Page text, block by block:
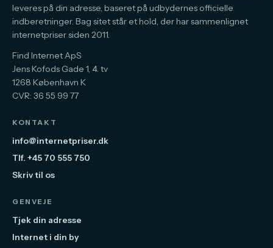
leveres på din adresse, baseret på udbydernes officielle
indberetninger. Bag sitet står et hold, der har sammenlignet
internetpriser siden 2011.
Find Internet ApS
Jens Kofods Gade 1, 4. tv
1268 København K
CVR: 36 55 99 77
KONTAKT
info@internetpriser.dk
Tlf. +45 70 555 750
Skriv til os
GENVEJE
Tjek din adresse
Internet i din by